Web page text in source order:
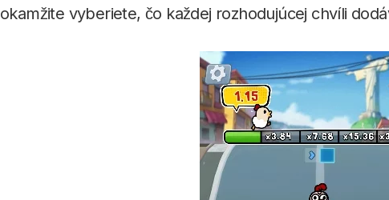
okamžite vyberiete, čo každej rozhodujúcej chvíli